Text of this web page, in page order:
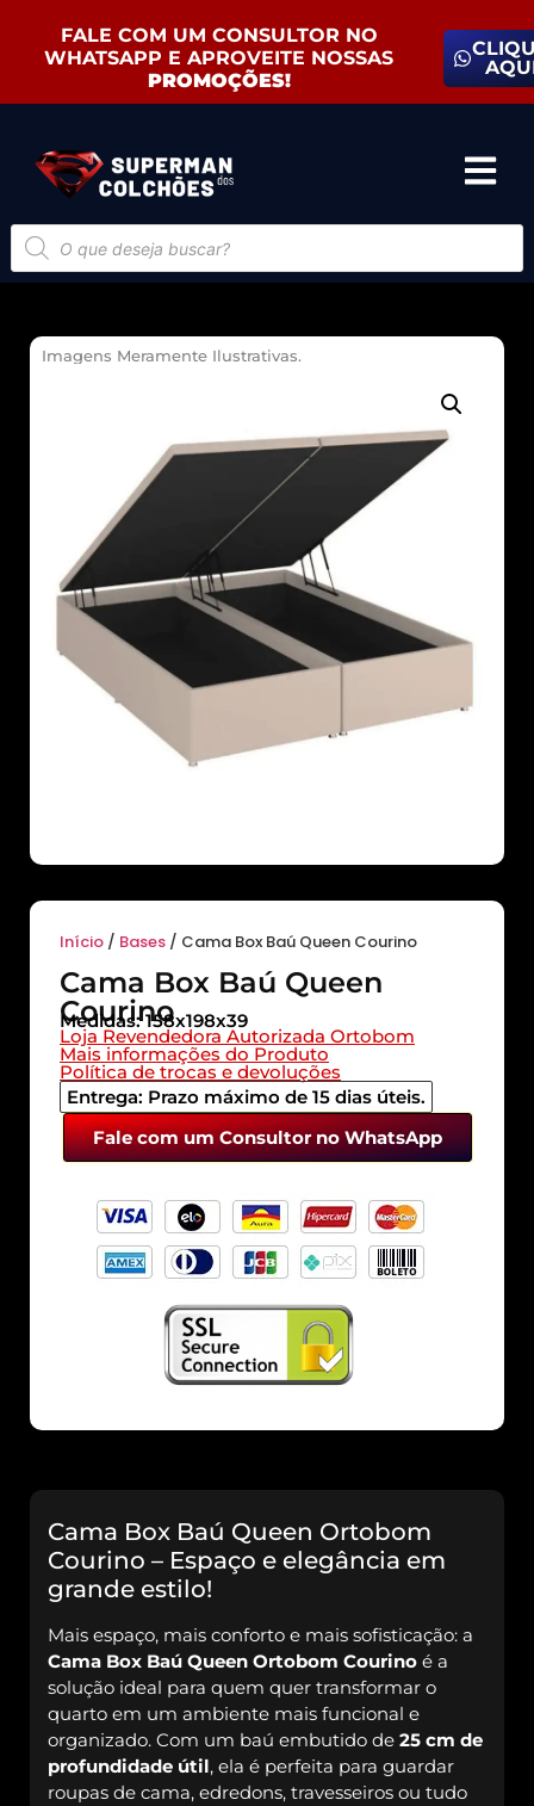
FALE COM UM CONSULTOR NO
WHATSAPP E APROVEITE NOSSAS
PROMOÇÕES!
Imagens Meramente Ilustrativas.
Início / Bases / Cama Box Baú Queen Courino
Cama Box Baú Queen
Courino
Medidas: 158x198x39
Loja Revendedora Autorizada Ortobom
Mais informações do Produto
Política de trocas e devoluções
Entrega: Prazo máximo de 15 dias úteis.
Fale com um Consultor no WhatsApp
Cama Box Baú Queen Ortobom
Courino – Espaço e elegância em
grande estilo!
Mais espaço, mais conforto e mais sofisticação: a
Cama Box Baú Queen Ortobom Courino é a
solução ideal para quem quer transformar o
quarto em um ambiente mais funcional e
organizado. Com um baú embutido de 25 cm de
profundidade útil, ela é perfeita para guardar
roupas de cama, edredons, travesseiros ou tudo